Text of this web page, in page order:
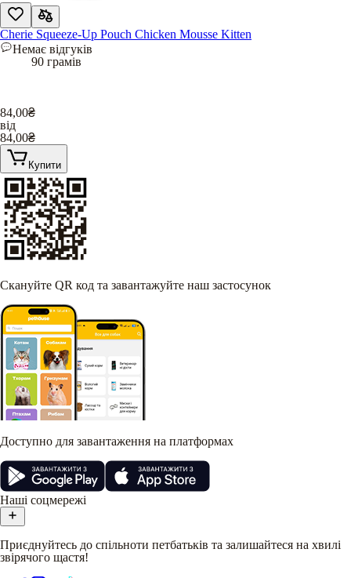
Cherie Squeeze-Up Pouch Chicken Mousse Kitten
Немає відгуків
90 грамів
84,00₴
від
84,00₴
Купити
Скануйте QR код та завантажуйте наш застосунок
Доступно для завантаження на платформах
Наші соцмережі
Приєднуйтесь до спільноти петбатьків та залишайтеся на хвилі
звірячого щастя!